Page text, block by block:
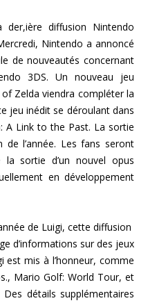
der,ière diffusion Nintendo
Nintendo a annoncé
de nouveautés concernant
3DS. Un nouveau jeu
Zelda viendra compléter la
jeu inédit se déroulant dans
A Link to the Past. La sortie
l’année. Les fans seront
la sortie d’un nouvel opus
en développement
de Luigi, cette diffusion
d’informations sur des jeux
est mis à l’honneur, comme
Mario Golf: World Tour, et
détails supplémentaires